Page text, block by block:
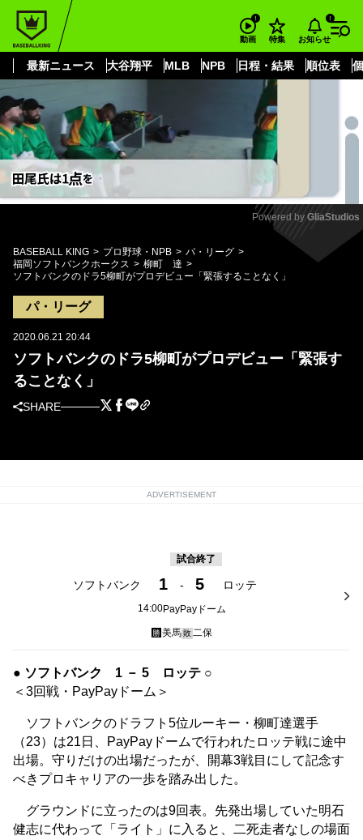
動画 特集 お知らせ
最新ニュース 大谷翔平 MLB NPB 日程・結果 順位表
もっと見る
Mute
Powered by GliaStudios
BASEBALL KING プロ野球・NPB
パ・リーグ
福岡ソフトバンクホークス
柳町 達
ソフトバンクのドラ5柳町がプロデビュー「緊張することなく」
パ・リーグ
2020.06.21 20:44
ソフトバンクのドラ5柳町がプロデビュー「緊張す
ることなく」
SHARE
ADVERTISEMENT
試合終了
ソフトバンク 1 - 5 ロッテ
14:00PayPayドーム
勝美馬敗二保
● ソフトバンク 1 － 5 ロッテ ○
＜3回戦・PayPayドーム＞
ソフトバンクのドラフト5位ルーキー・柳町達選手
（23）は21日、PayPayドームで行われたロッテ戦に途中
出場。守りだけの出場だったが、開幕3戦目にして記念す
べきプロキャリアの一歩を踏み出した。
グラウンドに立ったのは9回表。先発出場していた明石
健志に代わって「ライト」に入ると、二死走者なしの場面